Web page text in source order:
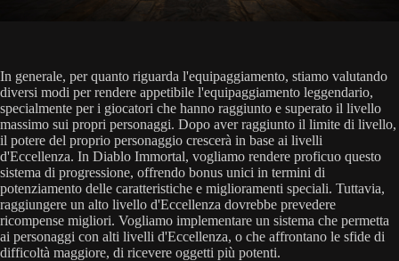
In generale, per quanto riguarda l'equipaggiamento, stiamo valutando
diversi modi per rendere appetibile l'equipaggiamento leggendario,
specialmente per i giocatori che hanno raggiunto e superato il livello
massimo sui propri personaggi. Dopo aver raggiunto il limite di livello,
il potere del proprio personaggio crescerà in base ai livelli
d'Eccellenza. In Diablo Immortal, vogliamo rendere proficuo questo
sistema di progressione, offrendo bonus unici in termini di
potenziamento delle caratteristiche e miglioramenti speciali. Tuttavia,
raggiungere un alto livello d'Eccellenza dovrebbe prevedere
ricompense migliori. Vogliamo implementare un sistema che permetta
ai personaggi con alti livelli d'Eccellenza, o che affrontano le sfide di
difficoltà maggiore, di ricevere oggetti più potenti.